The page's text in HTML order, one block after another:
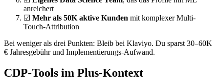
anreichert
☑ Mehr als 50K aktive Kunden mit komplexer Multi-
Touch-Attribution
Bei weniger als drei Punkten: Bleib bei Klaviyo. Du sparst 30–60K
€ Jahresgebühr und Implementierungs-Aufwand.
CDP-Tools im Plus-Kontext